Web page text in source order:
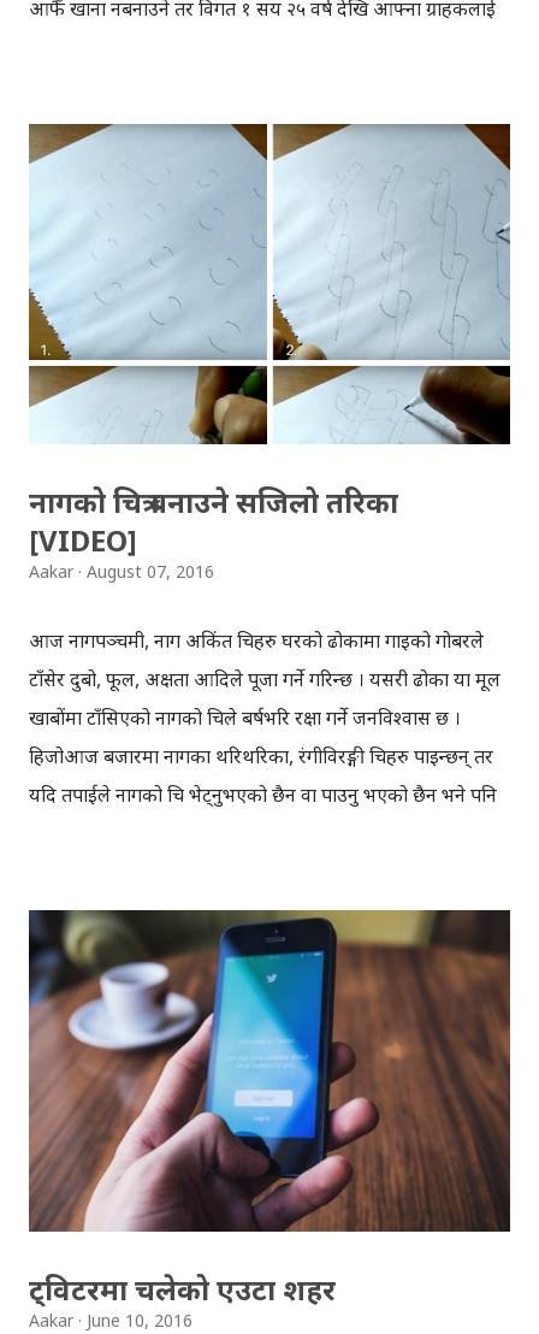
आफैँ खाना नबनाउने तर विगत १ सय २५ वर्ष देखि आफ्ना ग्राहकलाई
डब्बावालाका डा. पवन अग्रवालको कुरा मान्ने हो भने, न त डब्बावालाहरु
पढे लेखेका छन्, न त प्रविधिकै उपयोग गर्छन् तर निरन्तर १ सय २५ वर्ष
देखि काम गरिरहेकाछन्, न त कहिले डब्बा साटिन्छन्, न त
डब्बावालाहरु ढिलो नै पुग्छन्, न त कहिले काम नै रोकिएको छ,
डब्बावालाहरु कामलाई 'भगवान' मान्छन् । को हुन् मुम्बईका डब्बावाला?
मुम्बई सहरमा, बिहान घरमा बनेको खाना, दिउँसो अफिसमा पुर्याउने
व्यक्तिहरु डब्बावाला हुन् । अफिसमा काम गर्ने धेरैजसो व्यक्तिहरु घरकै
खाना खान रुचाउँछन्, तर उनीहरुको अफिस २-३ घन्टा रेल चढेर
जानुपर्ने हुन्छ । अत: ९ बजे अफिस पुग्न, धेर...
नागको चित्र बनाउने सजिलो तरिका
[VIDEO]
Aakar August 07, 2016
आज नागपञ्चमी, नाग अकिंत चित्रहरु घरको ढोकामा गाइको गोबरले
टाँसेर दुबो, फूल, अक्षता आदिले पूजा गर्ने गरिन्छ । यसरी ढोका या मूल
खाबाेंमा टाँसिएको नागको चित्रले बर्षभरि रक्षा गर्ने जनविश्वास छ ।
हिजोआज बजारमा नागका थरिथरिका, रंगीविरङ्गी चित्रहरु पाइन्छन् तर
यदि तपाईले नागको चित्र भेट्नुभएको छैन वा पाउनु भएको छैन भने पनि
बनाउँदै जानुस् । पहिलो लहरमा एउटा, दोस्रोमा दुईवटा, तेस्रोमा ३ वटा,
चौथोमा ४ वटा, त्यस्तै पाँचौमा ३ वटा, छैटौँमा २ वटा, र सातौँमा एउटा
'ब्र्याकेट' बनाउनुस् । त्यसपछि माथिल्लो र तल्लो लहरका ब्राकेटहरु
आपसमा छड्के तरिकाले जोड्दै जानुस् । यति गरिसकेपछि, टाउको र
पुच्छर बनाउनुस् । तपाईको नाग तयार हुन्छ, यसलाई अझ रंगरोगन गरेर,
राम्रो बनाउन सक्नुहुन्छ । विस्तृत विवरणको लागि तलको यो भिडियो
हेर्नुस् । नाग पञ्चमी के हो? कसरी मनाइन्छ? ( हाम्रो पात्रो बाट साभार)
आज नाग पञ्चमी, अब बिस्तारै बर्षा ओरालो लाग्दैछ, चाडवाडहरुको
मौ...
ट्विटरमा चलेको एउटा शहर
Aakar June 10, 2016